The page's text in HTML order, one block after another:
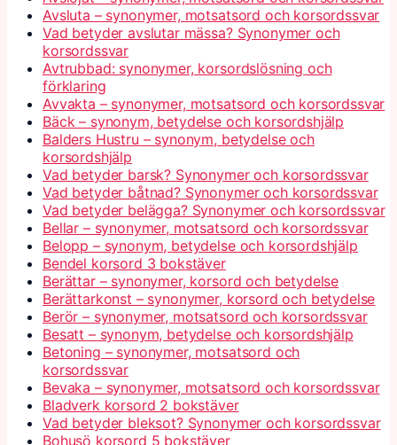
Avsluta – synonymer, motsatsord och korsordssvar
Vad betyder avslutar mässa? Synonymer och
korsordssvar
Avtrubbad: synonymer, korsordslösning och
förklaring
Avvakta – synonymer, motsatsord och korsordssvar
Bäck – synonym, betydelse och korsordshjälp
Balders Hustru – synonym, betydelse och
korsordshjälp
Vad betyder barsk? Synonymer och korsordssvar
Vad betyder båtnad? Synonymer och korsordssvar
Vad betyder belägga? Synonymer och korsordssvar
Bellar – synonymer, motsatsord och korsordssvar
Belopp – synonym, betydelse och korsordshjälp
Bendel korsord 3 bokstäver
Berättar – synonymer, korsord och betydelse
Berättarkonst – synonymer, korsord och betydelse
Berör – synonymer, motsatsord och korsordssvar
Besatt – synonym, betydelse och korsordshjälp
Betoning – synonymer, motsatsord och
korsordssvar
Bevaka – synonymer, motsatsord och korsordssvar
Bladverk korsord 2 bokstäver
Vad betyder bleksot? Synonymer och korsordssvar
Bohusö korsord 5 bokstäver